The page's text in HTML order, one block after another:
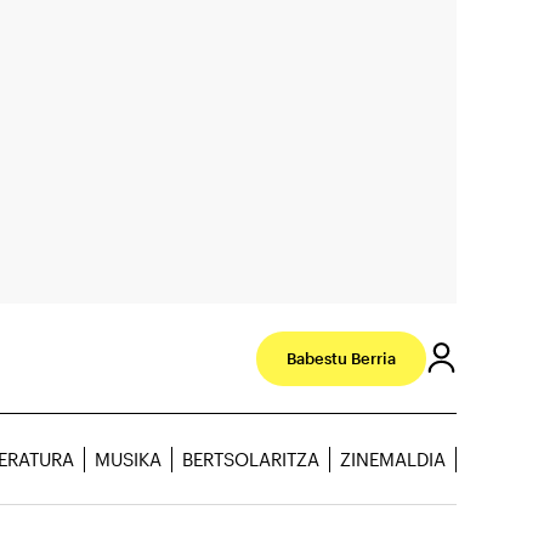
Babestu Berria
MUSIKA BERTSOLARITZA ZINEMALDIA